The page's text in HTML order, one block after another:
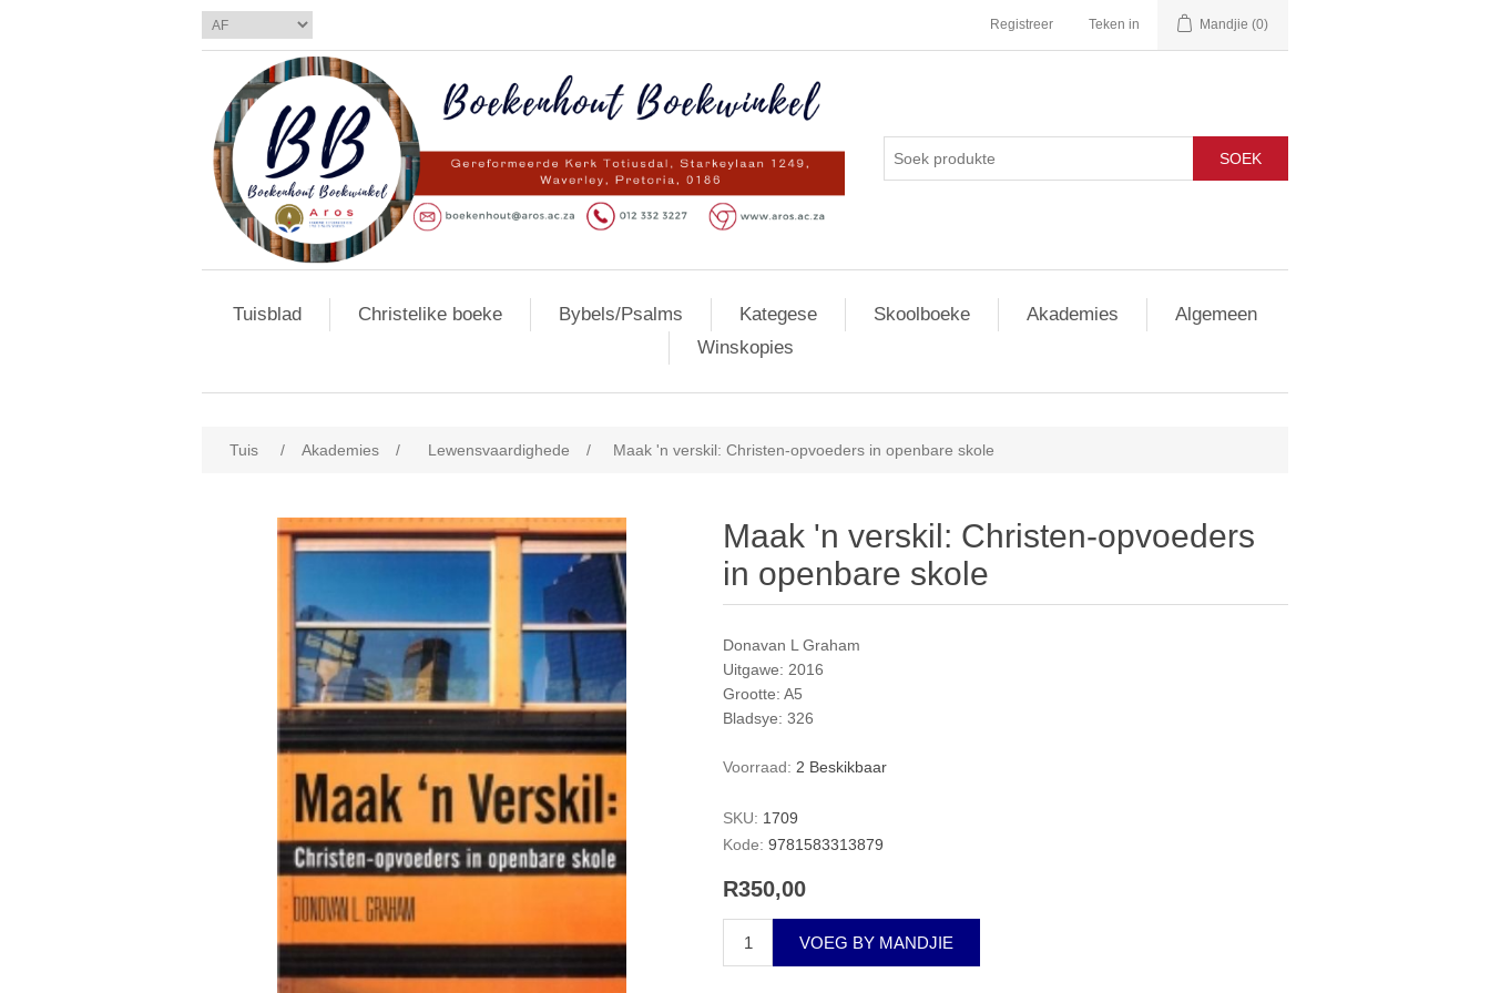
Registreer Teken in Mandjie (0)
SOEK
Tuisblad Christelike boeke Bybels/Psalms Kategese Skoolboeke Akademies
Algemeen
Winskopies
Tuis / Akademies / Lewensvaardighede / Maak 'n verskil: Christen-opvoeders in openbare skole
Maak 'n verskil: Christen-opvoeders
in openbare skole
Donavan L Graham
Uitgawe: 2016
Grootte: A5
Bladsye: 326
Voorraad: 2 Beskikbaar
SKU: 1709
Kode: 9781583313879
R350,00
VOEG BY MANDJIE